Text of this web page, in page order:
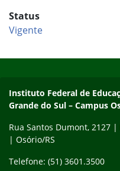
Status
Vigente
Instituto Federal de
Instituto Federal de
Grande do Sul – Campus
Rua Santos Dumont, 2127
| Osório/RS
Telefone: (51) 3601.3500